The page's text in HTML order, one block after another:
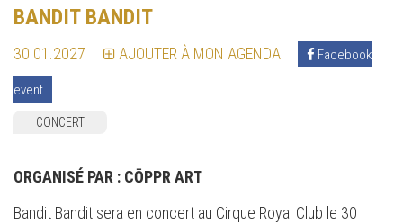
BANDIT BANDIT
30.01.2027 AJOUTER À MON AGENDA Facebook
event
CONCERT
ORGANISÉ PAR : CŌPPR ART
Bandit Bandit sera en concert au Cirque Royal Club le 30